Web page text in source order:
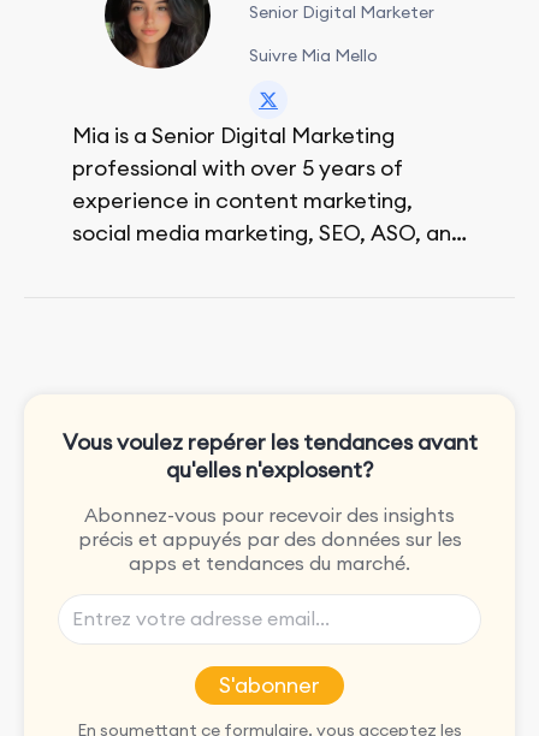
Senior Digital Marketer
Suivre Mia Mello
Mia is a Senior Digital Marketing
professional with over 5 years of
experience in content marketing,
social media marketing, SEO, ASO, and
Vous voulez repérer les tendances avant
qu'elles n'explosent?
Abonnez-vous pour recevoir des insights
précis et appuyés par des données sur les
apps et tendances du marché.
S'abonner
En soumettant ce formulaire, vous acceptez les